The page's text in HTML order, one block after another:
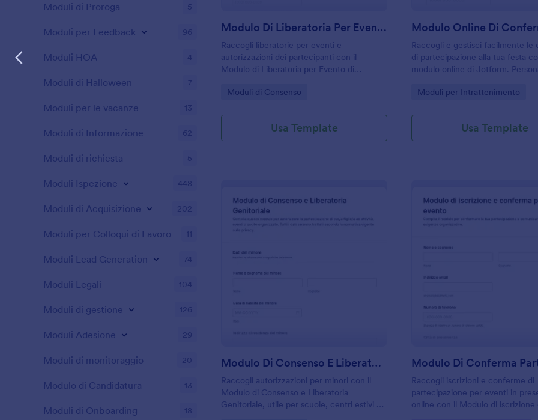
Modulo Di Liberatoria Per Evento
Raccogli liberatorie per eventi e
autorizzazioni dei partecipanti con il
Modulo di Liberatoria per Evento di
organizzatori che vogliono gestire la
flusso.
Go to Category:
Moduli di Consenso
Usa Template
Raccogli e gestisci facilmente le
di partecipazione alla tua festa
modulo online di Jotform.
Go to Category:
Moduli per Intrattenimento
Usa Template
: Modulo Di Consenso E Liberatoria Genitoriale
Modulo Di Consenso E Liberatoria Genitoriale
Raccogli autorizzazioni per minori con il
Modulo di Consenso e Liberatoria
Genitoriale, utile per scuole, centri estivi e
Raccogli iscrizioni e conferme di
partecipazione per eventi in
online con il Modulo di iscrizione
Moduli di Proroga 5
Moduli per Feedback 96
Moduli HOA 4
Moduli di Halloween 7
Moduli per le vacanze 13
Moduli di Informazione 62
Moduli di richiesta 5
Moduli Ispezione 448
Moduli di Acquisizione 202
Moduli per Colloqui di Lavoro 11
Moduli Lead Generation 74
Moduli Legali 104
Moduli di gestione 126
Moduli Adesione 29
Moduli di monitoraggio 20
Modulo di Candidatura 13
Moduli di Onboarding 18